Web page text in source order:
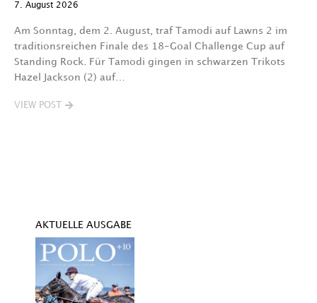
7. August 2026
Am Sonntag, dem 2. August, traf Tamodi auf Lawns 2 im
traditionsreichen Finale des 18-Goal Challenge Cup auf
Standing Rock. Für Tamodi gingen in schwarzen Trikots
Hazel Jackson (2) auf…
VIEW POST
AKTUELLE AUSGABE